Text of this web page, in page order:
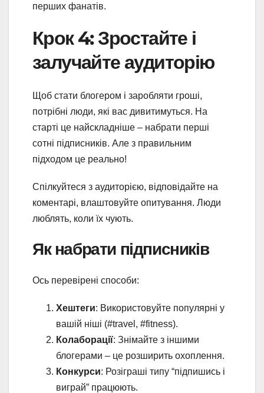
перших фанатів.
Крок 4: Зростайте і
залучайте аудиторію
Щоб стати блогером і заробляти гроші,
потрібні люди, які вас дивитимуться. На
старті це найскладніше – набрати перші
сотні підписників. Але з правильним
підходом це реально!
Спілкуйтеся з аудиторією, відповідайте на
коментарі, влаштовуйте опитування. Люди
люблять, коли їх чують.
Як набрати підписників
Ось перевірені способи:
Хештеги: Використовуйте популярні у
вашій ніші (#travel, #fitness).
Колаборації: Знімайте з іншими
блогерами – це розширить охоплення.
Конкурси: Розіграші типу “підпишись і
виграй” працюють.